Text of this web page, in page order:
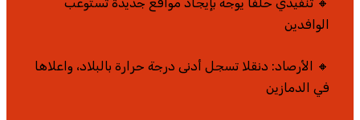
الوافدين
🔸 الأرصاد: دنقلا تسجل أدنى درجة حرارة بالبلاد، واعلاها
في الدمازين